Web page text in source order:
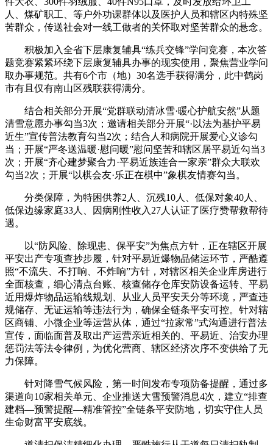
人、煤矿职工、等户外功课群体以及医护人员和辖区内特殊坚
苦群众，传送社会对一线工做者的关怀取对坚苦群众的悬念。
积极加入全省下层康复辅具“练兵交锋”学问竞赛，本次答
题竞赛紧紧环绕下层康复辅具办事的现实使用，聚焦营业学问
取办事规范。共有6个市（地）30名选手获得满分，此中鹤岗
市有且仅有南山区残联获得满分。
结合相关部分开展“党群联动清冰雪·暖心护航安然”从题
清雪意愿办事勾当3次；邀请相关部分开展“·以法为基护平易
近生”宣传普法教育勾当2次；结合人和病院开展爱心义诊勾
当；开展“严冬送温暖·慰问暖”慰问坚苦和辖区居平易近勾当3
次；开展“齐心建梦聚合力·平易近族连合一家亲”群众大联欢
勾当2次；开展“以棋会友·乐正在棋中”象棋友情赛勾当。
分类保障，为特困供养2人、沉残10人、低保对象40人、
低保边缘家庭33人、因病刚性收入27人认证了医疗赞帮救帮待
遇。
以“防风险、除现患、保平安”为焦点方针，正在辖区开展
平安出产专项查抄步履，针对平易近爆物品储运环节，严酷遵
照“不流失、不打响、不炸响”方针，对辖区相关企业库房进行
全面核查，细心清点台账、核查储存仓库安防设备运转、平易
近用爆炸物品运输线规划、从业人员平安天分等环境，严查违
规储存、无证运输等违法行为，确保全链条平安可控。针对辖
区商铺、小微企业等运营从体，通过“拉家常”式沟通进行普法
宣传，面临面普及取出产运营亲近相关的、平易近、治安办理
惩罚法等法令律例，为优化营商、辖区经济次序不变供给了无
力保障。
针对降雪气候风险，第一时间发布专项防备提醒，通过多
渠道向10家相关单元、企业推送大雪预警消息4次，建立“排查
建档—预警提醒—精准管控”全链条平安防地，切实守住人员
生命财富平安底线。